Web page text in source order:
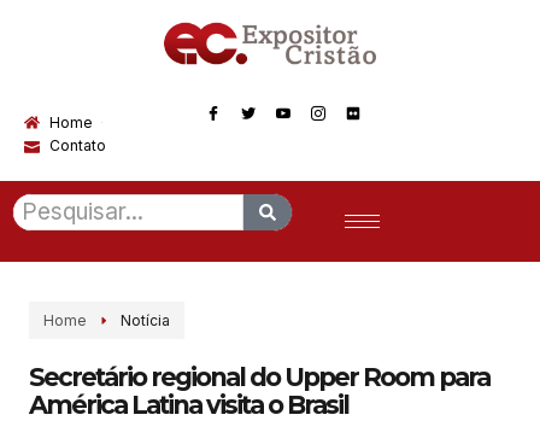
Home
Contato
Home Notícia
Secretário regional do Upper Room para
América Latina visita o Brasil